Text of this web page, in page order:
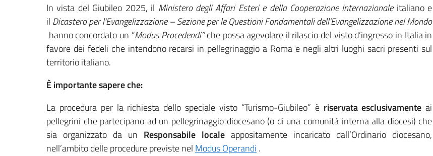
In vista del Giubileo 2025, il Ministero degli Affari Esteri e della Cooperazione Internazionaleitaliano e
il Dicastero per l’Evangelizzazione – Sezione per le Questioni Fondamentali dell’Evangelizzazione nel Mondo
hanno concordato un “Modus Procedendi”che possa agevolare il rilascio del visto d’ingresso in Italia in
favore dei fedeli che intendono recarsi in pellegrinaggio a Roma e negli altri luoghi sacri presenti sul
territorio italiano.
È importante sapere che:
La procedura per la richiesta dello speciale visto “Turismo-Giubileo” è riservata esclusivamenteai
pellegrini che partecipano ad un pellegrinaggio diocesano (o di una comunità interna alla diocesi) che
sia organizzato da un Responsabile localeappositamente incaricato dall’Ordinario diocesano,
nell’ambito delle procedure previste nel Modus Operandi .